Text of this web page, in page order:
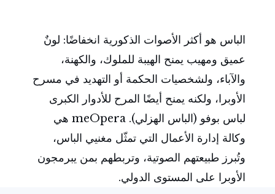
الباس هو أكثر الأصوات الذكورية انخفاضًا: لونٌ
عميق ومهيب يمنح الهيبة للملوك، والكهنة،
والآباء، ولشخصيات الحكمة أو التهديد في مسرح
الأوبرا، ولكنه يمنح أيضًا المرح للأدوار الكبرى
لباس بوفو (الباس الهزلي). meOpera هي
وكالة إدارة الأعمال التي تمثّل مغنيي الباس،
وتُبرز طبيعتهم الصوتية، وتربطهم بمن يبرمجون
الأوبرا على المستوى الدولي.